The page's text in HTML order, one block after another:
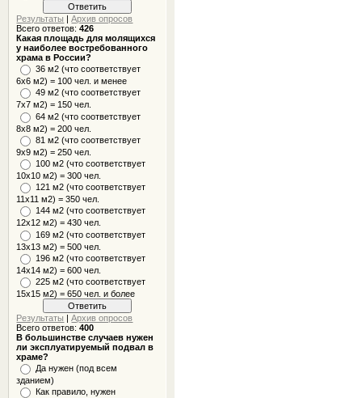
Результаты |Архив опросов
Всего ответов:426
Какая площадь для молящихся
у наиболее востребованного
храма в России?
36 м2 (что соответствует
6x6 м2) = 100 чел. и менее
49 м2 (что соответствует
7x7 м2) = 150 чел.
64 м2 (что соответствует
8x8 м2) = 200 чел.
81 м2 (что соответствует
9х9 м2) = 250 чел.
100 м2 (что соответствует
10x10 м2) = 300 чел.
121 м2 (что соответствует
11х11 м2) = 350 чел.
144 м2 (что соответствует
12х12 м2) = 430 чел.
169 м2 (что соответствует
13х13 м2) = 500 чел.
196 м2 (что соответствует
14х14 м2) = 600 чел.
225 м2 (что соответствует
15х15 м2) = 650 чел. и более
Результаты |Архив опросов
Всего ответов:400
В большинстве случаев нужен
ли эксплуатируемый подвал в
храме?
Да нужен (под всем
зданием)
Как правило, нужен